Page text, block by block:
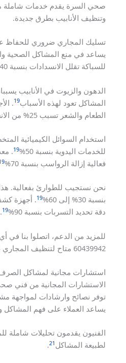
صحي السرة يقدم خدمات شاملة
وتنظيف الأنابيب بطرق جديدة.
تسليك المجاري ضروري للحفاظ
يساعد في منع المشاكل الصحية
للسباكة تقلل الانسدادات بنسبة 40%
المشاكل تعود لهذه الأسباب19
.
الطعام والشعر تسبب 25% من الانسدادات
استخدام السوائل الكيميائية
للخدمات اليدوية بنسبة 50%
19
.
فعالية إزالة الرواسب بنسبة 70%
نحن نستجيب للطوارئ بفعالية.
بنسبة 30% إلى 60%
19. أجهزة
دقة تحديد التسربات بنسبة 90%
19
.
للمزيد من الدعم، اتصلوا بنا
60439942 متاح لتنظيف المجاري بكفاءة.
استشارات مجانية لمشاكل
الاستشارات المجانية من فني
توفر نصائح وارشادات لمواجهة
يساعد العملاء على فهم
الفنيون يقدمون تحليلات شاملة
لطبيعة المشاكل 21
.